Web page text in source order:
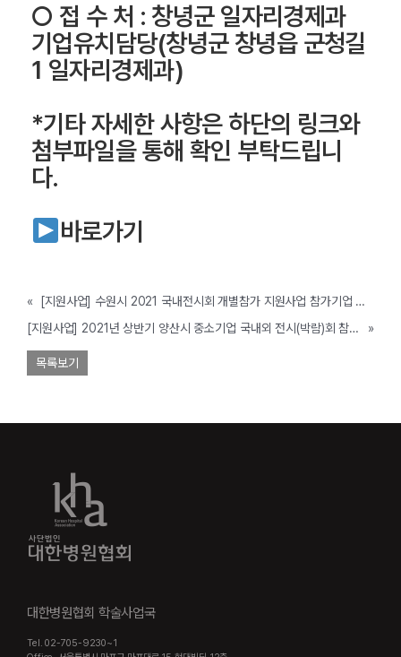
○ 접 수 처 : 창녕군 일자리경제과
기업유치담당(창녕군 창녕읍 군청길
1 일자리경제과)
*기타 자세한 사항은 하단의 링크와
첨부파일을 통해 확인 부탁드립니
다.
바로가기
«
[지원사업] 수원시 2021 국내전시회 개별참가 지원사업 참가기업 추가모집 공고 (수원시, ~2/17까지)
[지원사업] 2021년 상반기 양산시 중소기업 국내외 전시(박람)회 참가 지원 사업 공고(양산시, ~2/17까지)
»
목록보기
대한병원협회 학술사업국
Tel. 02-705-9230~1